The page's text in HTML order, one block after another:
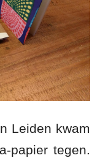
Leiden kwam
papier tegen.